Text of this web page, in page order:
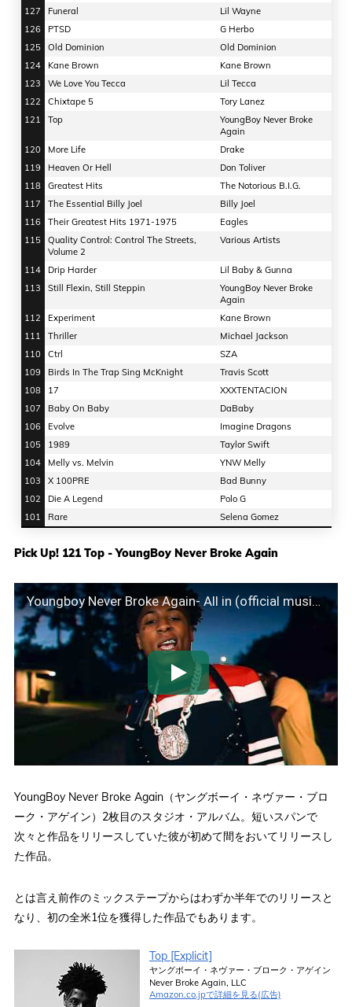
127
Funeral
Lil Wayne
126
PTSD
G Herbo
125
Old Dominion
Old Dominion
124
Kane Brown
Kane Brown
123
We Love You Tecca
Lil Tecca
122
Chixtape 5
Tory Lanez
121
Top
YoungBoy Never Broke
Again
120
More Life
Drake
119
Heaven Or Hell
Don Toliver
118
Greatest Hits
The Notorious B.I.G.
117
The Essential Billy Joel
Billy Joel
116
Their Greatest Hits 1971-1975
Eagles
115
Quality Control: Control The Streets,
Volume 2
Various Artists
114 Drip Harder
Lil Baby & Gunna
113
Still Flexin, Still Steppin
YoungBoy Never Broke
Again
112
Experiment
Kane Brown
111
Thriller
Michael Jackson
110
Ctrl
SZA
109
Birds In The Trap Sing McKnight
Travis Scott
108
17
XXXTENTACION
107
Baby On Baby
DaBaby
106
Evolve
Imagine Dragons
105
1989
Taylor Swift
104
Melly vs. Melvin
YNW Melly
103
X 100PRE
Bad Bunny
102
Die A Legend
Polo G
101
Rare Selena Gomez
Pick Up! 121 Top - YoungBoy Never Broke Again
Youngboy Never Broke Again- All in (official music video)
YoungBoy Never Broke Again（ヤングボーイ・ネヴァー・ブロ
ーク・アゲイン）2枚目のスタジオ・アルバム。短いスパンで
次々と作品をリリースしていた彼が初めて間をおいてリリースし
た作品。
とは言え前作のミックステープからはわずか半年でのリリースと
なり、初の全米1位を獲得した作品でもあります。
Top [Explicit]
ヤングボーイ・ネヴァー・ブローク・アゲイン
Never Broke Again, LLC
Amazon.co.jpで詳細を見る(広告)